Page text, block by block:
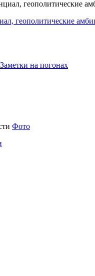
геополитические
Заметки на погонах
Фото